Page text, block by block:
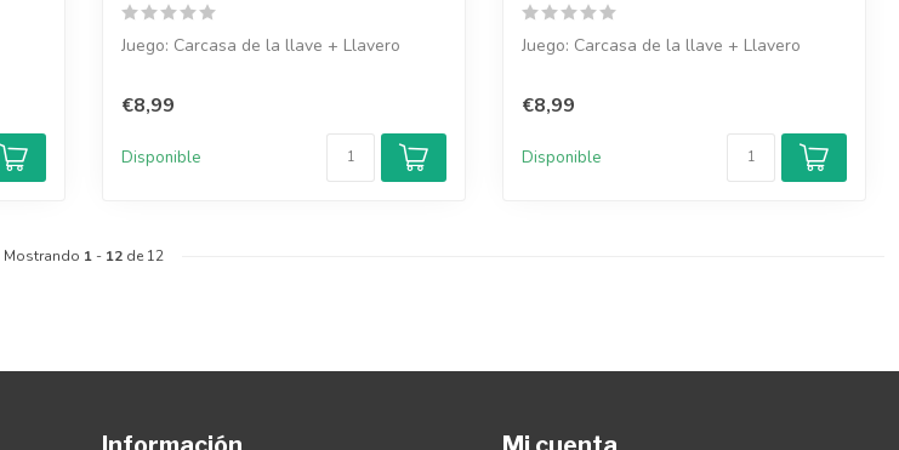
Juego: Carcasa de la llave + Llavero
€8,99
Disponible
Juego: Carcasa de la llave + Llavero
€8,99
Disponible
Mostrando 1 - 12 de 12